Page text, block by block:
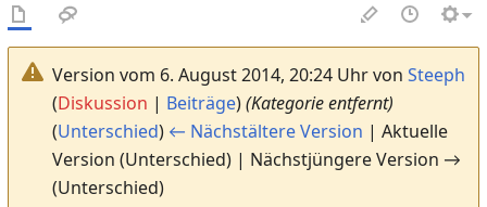
Version vom 6. August 2014, 20:24 Uhr von Steeph
(Diskussion | Beiträge)(Kategorie entfernt)
(Unterschied) ← Nächstältere Version | Aktuelle
Version (Unterschied) | Nächstjüngere Version →
(Unterschied)